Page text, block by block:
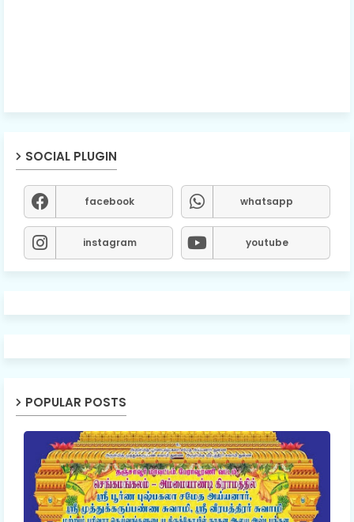
SOCIAL PLUGIN
facebook whatsapp
instagram youtube
POPULAR POSTS